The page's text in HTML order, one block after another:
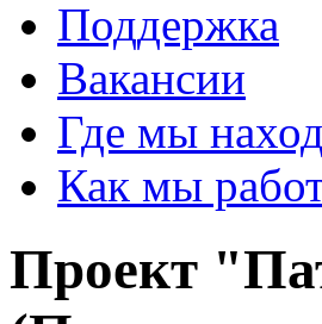
Поддержка
Вакансии
Где мы
Как мы
Проект